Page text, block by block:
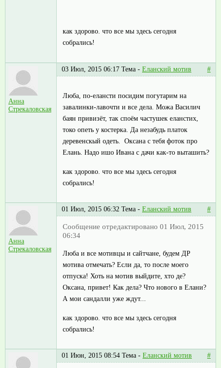
как здорово. что все мы здесь сегодня
собрались!
Анна
Стрекаловская
03 Июл, 2015 06:17 Тема - Еланский мотив #
Люба, по-елансти посидим погутарим на
завалинки-лавочти и все дела. Можа Василич
баян привизёт, так споём частушек еланстих,
токо опеть у костерка. Да незабудь платок
деревенскый одеть. Оксана с тебя фоток про
Елань. Надо ишо Ивана с дачи как-то выташить?
как здорово. что все мы здесь сегодня
собрались!
Анна
Стрекаловская
01 Июл, 2015 06:32 Тема - Еланский мотив #
Сообщение отредактировано 01 Июл, 2015
06:34
Люба и все мотивцы и сайтчане, будем ДР
мотива отмечать? Если да, то после моего
отпуска! Хоть на мотив выйдите, хто де?
Оксана, привет! Как дела? Что нового в Елани?
А мои сандалли уже ждут...
как здорово. что все мы здесь сегодня
собрались!
01 Июн, 2015 08:54 Тема - Еланский мотив #